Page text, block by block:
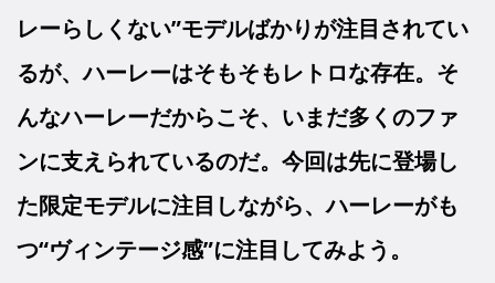
レーらしくない”モデルばかりが注目されてい
るが、ハーレーはそもそもレトロな存在。そ
んなハーレーだからこそ、いまだ多くのファ
ンに支えられているのだ。今回は先に登場し
た限定モデルに注目しながら、ハーレーがも
つ“ヴィンテージ感”に注目してみよう。